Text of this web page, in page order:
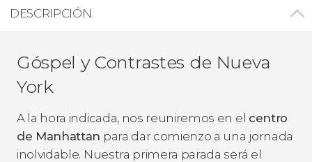
DESCRIPCIÓN
Góspel y Contrastes de Nueva
York
A la hora indicada, nos reuniremos en el centro
de Manhattan para dar comienzo a una jornada
inolvidable. Nuestra primera parada será el